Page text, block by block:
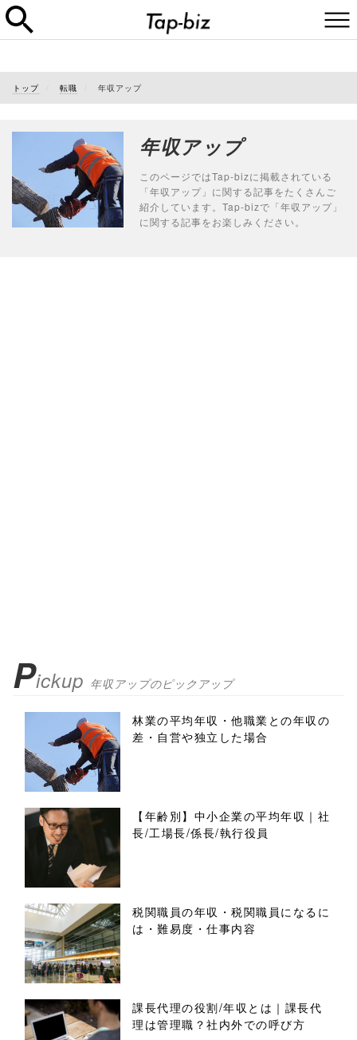
トップ 転職 年収アップ
年収アップ
このページではTap-bizに掲載されている
「年収アップ」に関する記事をたくさんご
紹介しています。Tap-bizで「年収アップ」
に関する記事をお楽しみください。
Pickup 年収アップのピックアップ
林業の平均年収・他職業との年収の
差・自営や独立した場合
【年齢別】中小企業の平均年収｜社
長/工場長/係長/執行役員
税関職員の年収・税関職員になるに
は・難易度・仕事内容
課長代理の役割/年収とは｜課長代
理は管理職？社内外での呼び方